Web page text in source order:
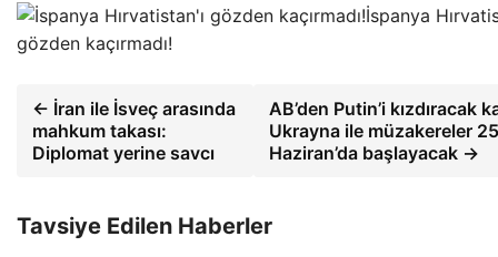
İspanya
gözden kaçırmadı!
← İran ile İsveç arasında
mahkum takası:
Diplomat yerine savcı
AB’den Putin’i kızdıracak
Ukrayna ile müzakereler
Haziran’da başlayacak →
Tavsiye Edilen Haberler